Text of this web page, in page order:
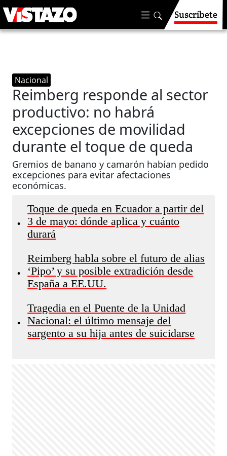
Suscríbete
Nacional
Reimberg responde al sector
productivo: no habrá
excepciones de movilidad
durante el toque de queda
Gremios de banano y camarón habían pedido
excepciones para evitar afectaciones
económicas.
•
Toque de queda en Ecuador a partir del
3 de mayo: dónde aplica y cuánto
durará
•
Reimberg habla sobre el futuro de alias
‘Pipo’ y su posible extradición desde
España a EE.UU.
•
Tragedia en el Puente de la Unidad
Nacional: el último mensaje del
sargento a su hija antes de suicidarse